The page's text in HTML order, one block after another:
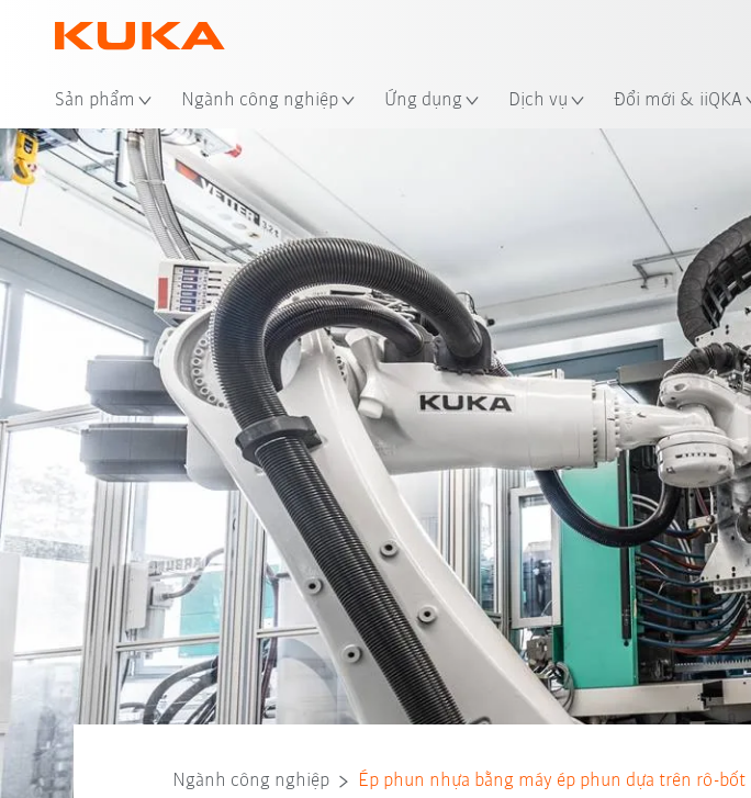
Sản phẩm Ngành công nghiệp Ứng dụng Dịch vụ Đổi mới & iiQKA
Tất cả các đối
Ngành công nghiệp Ép phun nhựa bằng máy ép phun dựa trên rô-bốt